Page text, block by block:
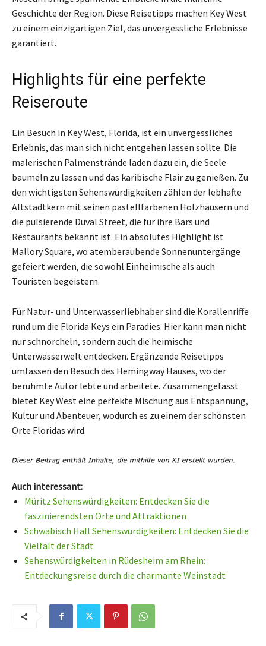
Geschichte der Region. Diese Reisetipps machen Key West
zu einem einzigartigen Ziel, das unvergessliche Erlebnisse
garantiert.
Highlights für eine perfekte
Reiseroute
Ein Besuch in Key West, Florida, ist ein unvergessliches
Erlebnis, das man sich nicht entgehen lassen sollte. Die
malerischen Palmenstrände laden dazu ein, die Seele
baumeln zu lassen und das karibische Flair zu genießen. Zu
den wichtigsten Sehenswürdigkeiten zählen der lebhafte
Altstadtkern mit seinen pastellfarbenen Holzhäusern und
die pulsierende Duval Street, die für ihre Bars und
Restaurants bekannt ist. Ein absolutes Highlight ist
Mallory Square, wo atemberaubende Sonnenuntergänge
gefeiert werden, die sowohl Einheimische als auch
Touristen begeistern.
Für Natur- und Unterwasserliebhaber sind die Korallenriffe
rund um die Florida Keys ein Paradies. Hier kann man nicht
nur schnorcheln, sondern auch die heimische
Unterwasserwelt entdecken. Ergänzende Reisetipps
umfassen den Besuch des Hemingway Hauses, wo der
berühmte Autor lebte und arbeitete. Zusammengefasst
bietet Key West eine perfekte Mischung aus Entspannung,
Kultur und Abenteuer, wodurch es zu einem der schönsten
Orte Floridas wird.
Auch interessant:
Müritz Sehenswürdigkeiten: Entdecken Sie die
faszinierendsten Orte und Attraktionen
Schwäbisch Hall Sehenswürdigkeiten: Entdecken Sie die
Vielfalt der Stadt
Sehenswürdigkeiten in Rüdesheim am Rhein:
Entdeckungsreise durch die charmante Weinstadt